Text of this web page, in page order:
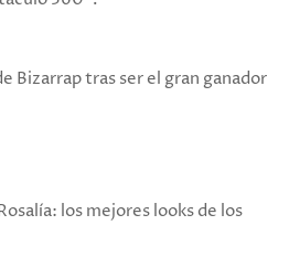
Bizarrap tras ser el gran ganador
los mejores looks de los